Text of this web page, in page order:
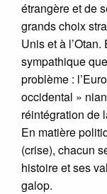
étrangère et de
grands choix
Unis et à
sympathique
problème :
occidental »
réintégration de
En matière
(crise), chacun
histoire et ses
galop.